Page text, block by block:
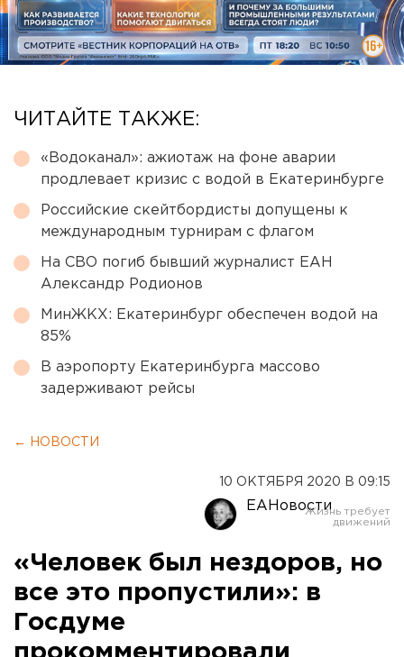
ЧИТАЙТЕ ТАКЖЕ:
«Водоканал»: ажиотаж на фоне аварии
продлевает кризис с водой в Екатеринбурге
Российские скейтбордисты допущены к
международным турнирам с флагом
На СВО погиб бывший журналист ЕАН
Александр Родионов
МинЖКХ: Екатеринбург обеспечен водой на
85%
В аэропорту Екатеринбурга массово
задерживают рейсы
← НОВОСТИ
10 ОКТЯБРЯ 2020 В 09:15
ЕАНовости
«Человек был нездоров, но
все это пропустили»: в
Госдуме